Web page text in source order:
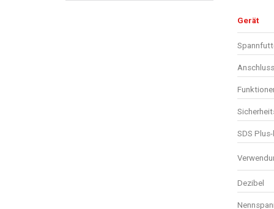
Gerät
SDS
Dezibel